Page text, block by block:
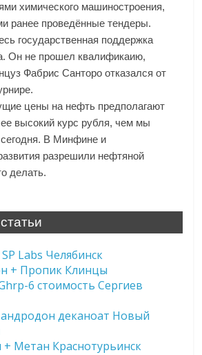
химического машиностроения,
ранее проведённые тендеры.
государственная поддержка
Он не прошел квалификаию,
Фабрис Санторо отказался от
цены на нефть предполагают
высокий курс рубля, чем мы
В Минфине и
разрешили нефтяной
делать.
Labs Челябинск
+ Пропик Клинцы
6 стоимость Сергиев
деканоат Новый
+ Метан Краснотурьинск